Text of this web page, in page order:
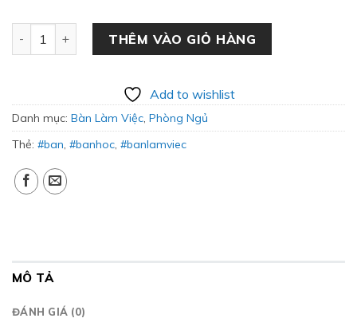
Bàn Làm Việc Gỗ Sồi Đơn Giản BLV-03 số lượng
THÊM VÀO GIỎ HÀNG
Add to wishlist
Danh mục: Bàn Làm Việc Phòng Ngủ
Thẻ: #ban #banhoc #banlamviec
MÔ TẢ
ĐÁNH GIÁ (0)